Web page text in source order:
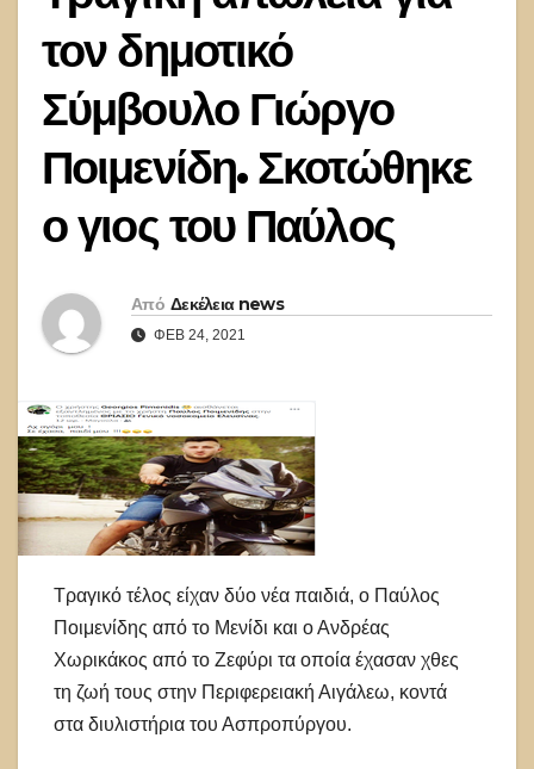
τον δημοτικό
Σύμβουλο Γιώργο
Ποιμενίδη. Σκοτώθηκε
ο γιος του Παύλος
Από Δεκέλεια news
ΦΕΒ 24, 2021
Τραγικό τέλος είχαν δύο νέα παιδιά, ο Παύλος
Ποιμενίδης από το Μενίδι και ο Ανδρέας
Χωρικάκος από το Ζεφύρι τα οποία έχασαν χθες
τη ζωή τους στην Περιφερειακή Αιγάλεω, κοντά
στα διυλιστήρια του Ασπροπύργου.